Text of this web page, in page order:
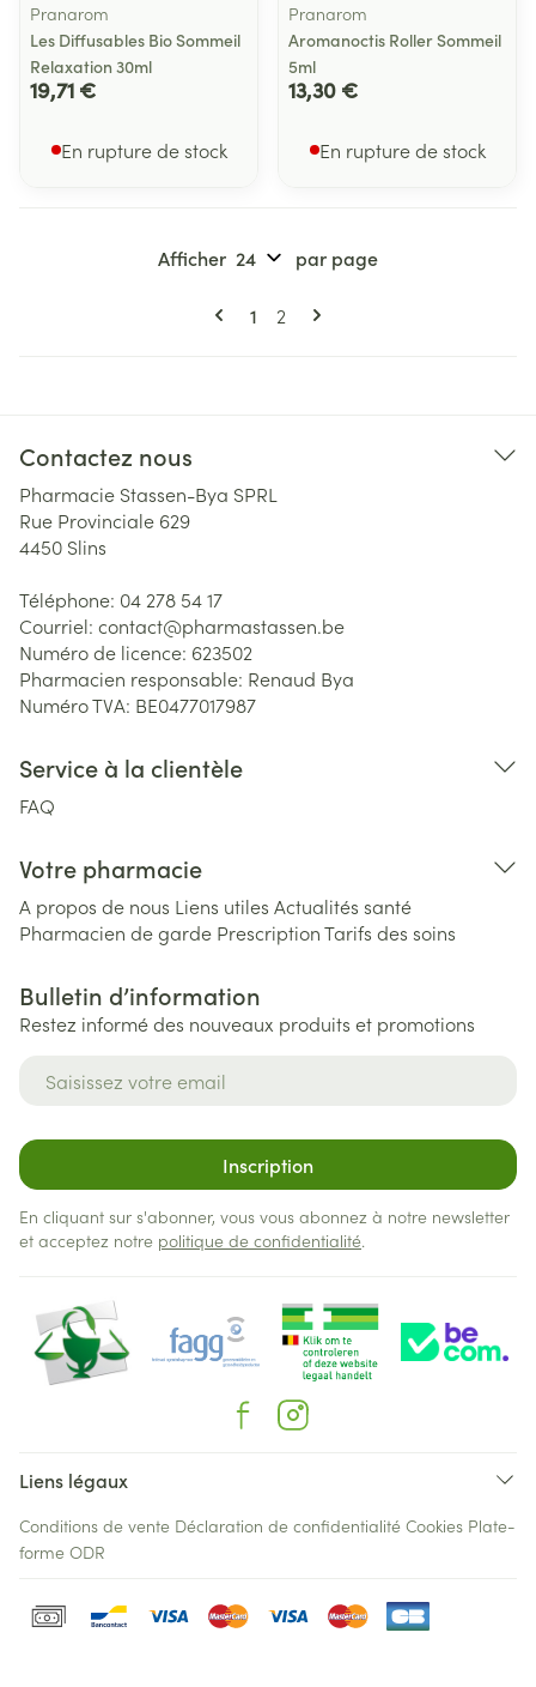
Pranarom
Les Diffusables Bio Sommeil
Relaxation 30ml
19,71 €
En rupture de stock
Pranarom
Aromanoctis Roller Sommeil
5ml
13,30 €
En rupture de stock
Pages
Vous lisez actuellement la page
1 Page
2
Afficher par page
Contactez nous
Pharmacie Stassen-Bya SPRL
Rue Provinciale 629
4450 Slins
Téléphone: 04 278 54 17
Courriel: contact@pharmastassen.be
Numéro de licence: 623502
Pharmacien responsable: Renaud Bya
Numéro TVA: BE0477017987
Service à la clientèle
FAQ
Votre pharmacie
A propos de nous Liens utiles Actualités santé
Pharmacien de garde PrescriptionTarifs des soins
Bulletin d’information
Restez informé des nouveaux produits et promotions
Inscription
En cliquant sur s'abonner, vous vous abonnez à notre newsletter
et acceptez notre politique de confidentialité.
Liens légaux
Conditions de vente Déclaration de confidentialité Cookies Plate-
forme ODR